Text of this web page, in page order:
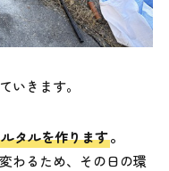
いきます。
タルを作ります。
わるため、その日の環